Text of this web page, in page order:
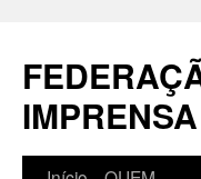
conteúdo